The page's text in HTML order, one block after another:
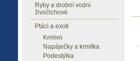
Ryby a drobní vodní
živočichové
Ptáci a exoti
Krmivo
Napáječky a krmítka
Podestýlka